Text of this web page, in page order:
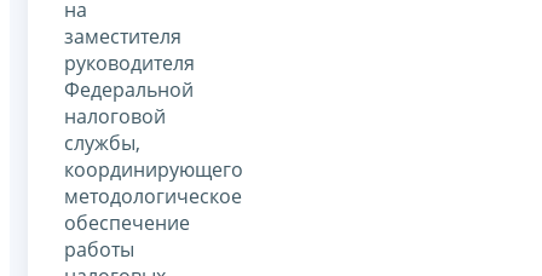
на
заместителя
руководителя
Федеральной
налоговой
службы,
координирующего
методологическое
обеспечение
работы